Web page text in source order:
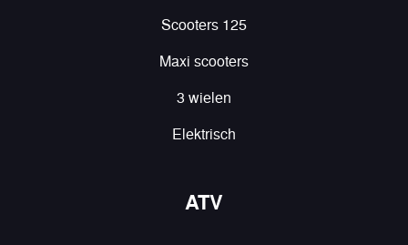
Scooters 125
Maxi scooters
3 wielen
Elektrisch
ATV